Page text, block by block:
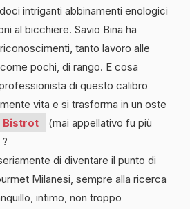
intriganti abbinamenti enologici
al bicchiere. Savio Bina ha
tanto lavoro alle
pochi, di rango. E cosa
di questo calibro
vita e si trasforma in un oste
Bistrot
(mai appellativo fu più
di diventare il punto di
Milanesi, sempre alla ricerca
intimo, non troppo